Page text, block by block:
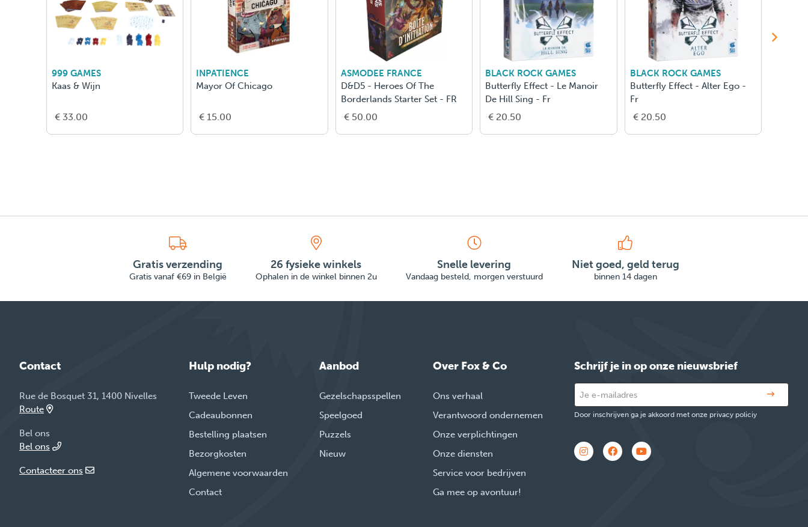
999 GAMES
Kaas & Wijn
€ 33.00
INPATIENCE
Mayor Of Chicago
€ 15.00
ASMODEE FRANCE
D&D5 - Heroes Of The
Borderlands Starter Set - FR
€ 50.00
BLACK ROCK GAMES
Butterfly Effect - Le Manoir
De Hill Sing - Fr
€ 20.50
BLACK ROCK GAMES
Butterfly Effect - Alter Ego -
Fr
€ 20.50
Gratis verzending
Gratis vanaf €69 in België
26 fysieke winkels
Ophalen in de winkel binnen 2u
Snelle levering
Vandaag besteld, morgen verstuurd
Niet goed, geld terug
binnen 14 dagen
Contact
Rue de Bosquet 31, 1400 Nivelles
Route
Bel ons
Bel ons
Contacteer ons
Hulp nodig?
Tweede Leven
Cadeaubonnen
Bestelling plaatsen
Bezorgkosten
Algemene voorwaarden
Contact
Aanbod
Gezelschapsspellen
Speelgoed
Puzzels
Nieuw
Over Fox & Co
Ons verhaal
Verantwoord ondernemen
Onze verplichtingen
Onze diensten
Service voor bedrijven
Ga mee op avontuur!
Schrijf je in op onze nieuwsbrief
Door inschrijven ga je akkoord met onze privacy policiy